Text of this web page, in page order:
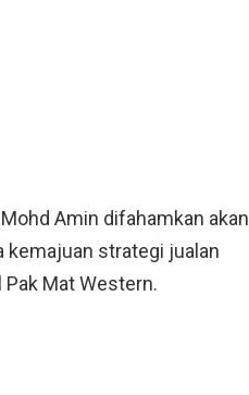
Amin difahamkan akan
kemajuan strategi jualan
Mat Western.